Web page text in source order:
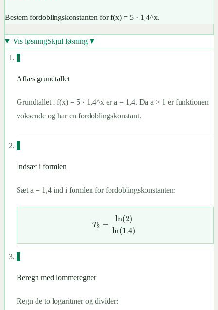
Bestem fordoblingskonstanten for f(x) = 5 · 1,4^x.
Vis løsningSkjul løsning▼
1
Aflæs grundtallet
Grundtallet i f(x) = 5 · 1,4^x er a = 1,4. Da a > 1 er funktionen
voksende og har en fordoblingskonstant.
2
Indsæt i formlen
Sæt a = 1,4 ind i formlen for fordoblingskonstanten:
2)ln(1,
3
Beregn med lommeregner
Regn de to logaritmer og divider: